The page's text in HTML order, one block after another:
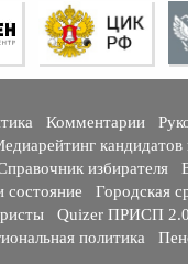
Комментарии
избирателя
Городская
Quizer ПРИСП 2.0
политика